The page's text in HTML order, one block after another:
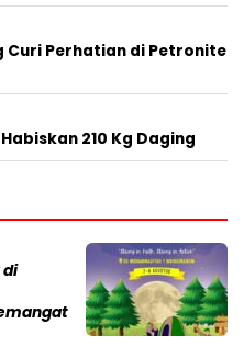
Curi Perhatian di Petronite
210 Kg Daging
di